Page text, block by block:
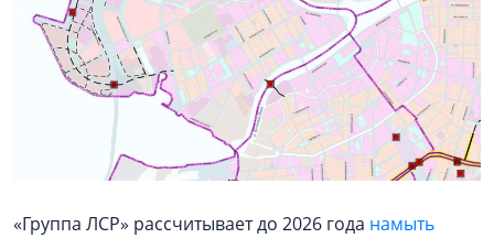
«Группа ЛСР» рассчитывает до 2026 года намыть